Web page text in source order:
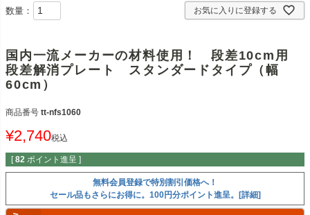
お気に入りに登録する
数量：
国内一流メーカーの材料使用！ 段差10cm用
段差解消プレート スタンダードタイプ（幅
60cm）
商品番号 tt-nfs1060
¥2,740税込
[ 82 ポイント進呈 ]
無料会員登録で特別割引価格へ！
セール品もさらにお得に。100円分ポイント進呈。[詳細]